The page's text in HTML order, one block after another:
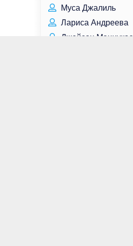
Муса Джалиль
Лариса Андреева
Джейсон Манцукас